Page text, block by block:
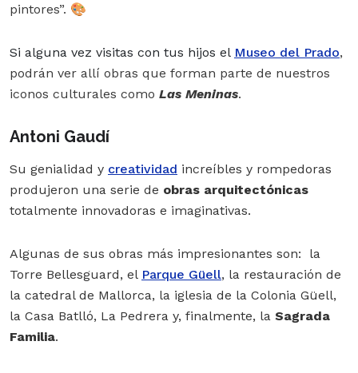
pintores”. 🎨
Si alguna vez visitas con tus hijos el Museo del Prado,
podrán ver allí obras que forman parte de nuestros
iconos culturales como Las Meninas.
Antoni Gaudí
Su genialidad y creatividad increíbles y rompedoras
produjeron una serie de obras arquitectónicas
totalmente innovadoras e imaginativas.
Algunas de sus obras más impresionantes son: la
Torre Bellesguard, el Parque Güell, la restauración de
la catedral de Mallorca, la iglesia de la Colonia Güell,
la Casa Batlló, La Pedrera y, finalmente, la Sagrada
Familia.